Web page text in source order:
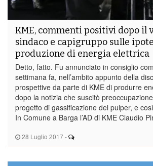
28 Luglio 2017 -
KME, commenti positivi dopo il
sindaco e capigruppo sulle
produzione di energia elettrica
Detto, fatto. Fu annunciato in consiglio
settimana fa, nell’ambito appunto della
prospettive da parte di KME di produrre
dopo la notizia che suscitò
progetto di gassificazione del pulper, e
In Comune a Barga l’AD di KME Claudio